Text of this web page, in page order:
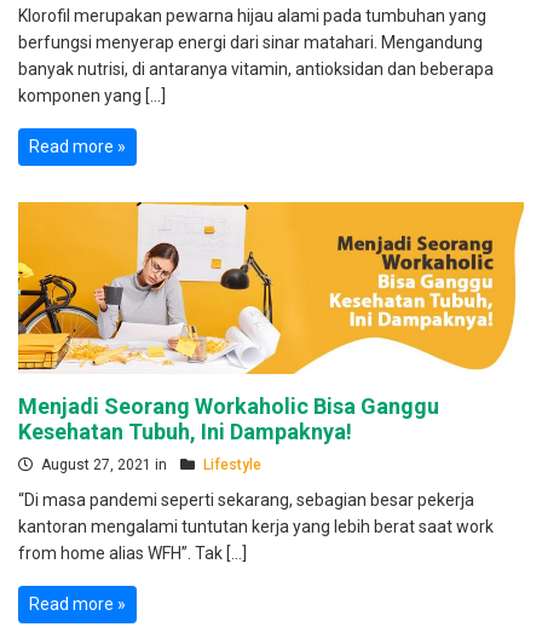
Klorofil merupakan pewarna hijau alami pada tumbuhan yang
berfungsi menyerap energi dari sinar matahari. Mengandung
banyak nutrisi, di antaranya vitamin, antioksidan dan beberapa
komponen yang […]
Read more »
Menjadi Seorang Workaholic Bisa Ganggu
Kesehatan Tubuh, Ini Dampaknya!
August 27, 2021 in Lifestyle
“Di masa pandemi seperti sekarang, sebagian besar pekerja
kantoran mengalami tuntutan kerja yang lebih berat saat work
from home alias WFH”. Tak […]
Read more »